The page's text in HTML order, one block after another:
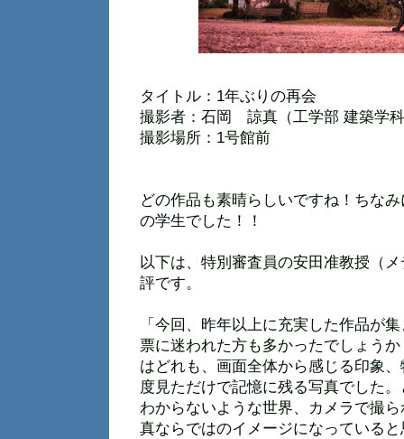
タイトル：1年ぶりの再会
撮影者：石岡 諒真（工学部 建築学
撮影場所：1号館前
どの作品も素晴らしいですね！ちな
の学生でした！！
以下は、特別審査員の安田准教授（
評です。
「今回、昨年以上に充実した作品が
票に迷われた方も多かったでしょう
はどれも、画面全体から感じる印象
度見ただけで記憶に残る写真でした
わからないような世界、カメラで撮
真ならではのイメージになっている